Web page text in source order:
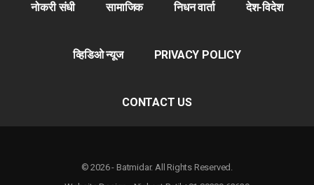
नोकरी संधी सामाजिक निधन वार्ता देश-विदेश
व्हिडिओ न्यूज PRIVACY POLICY
CONTACT US
© 2026 - Batmidar. All Rights Reserved.